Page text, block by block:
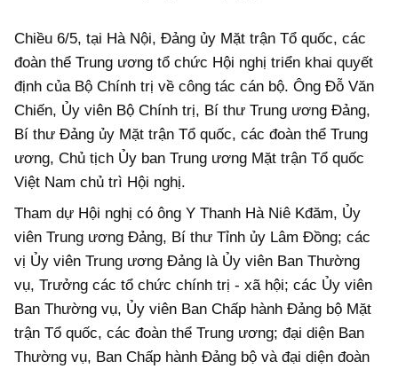
Chiều 6/5, tại Hà Nội, Đảng ủy Mặt trận Tổ quốc, các
đoàn thể Trung ương tổ chức Hội nghị triển khai quyết
định của Bộ Chính trị về công tác cán bộ. Ông Đỗ Văn
Chiến, Ủy viên Bộ Chính trị, Bí thư Trung ương Đảng,
Bí thư Đảng ủy Mặt trận Tổ quốc, các đoàn thể Trung
ương, Chủ tịch Ủy ban Trung ương Mặt trận Tổ quốc
Việt Nam chủ trì Hội nghị.
Tham dự Hội nghị có ông Y Thanh Hà Niê Kđăm, Ủy
viên Trung ương Đảng, Bí thư Tỉnh ủy Lâm Đồng; các
vị Ủy viên Trung ương Đảng là Ủy viên Ban Thường
vụ, Trưởng các tổ chức chính trị - xã hội; các Ủy viên
Ban Thường vụ, Ủy viên Ban Chấp hành Đảng bộ Mặt
trận Tổ quốc, các đoàn thể Trung ương; đại diện Ban
Thường vụ, Ban Chấp hành Đảng bộ và đại diện đoàn